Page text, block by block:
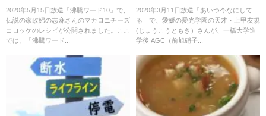
が伝授！
2020年5月15日放送「沸騰ワード10」で、
伝説の家政婦の志麻さんのマカロニチーズ
コロッケのレシピが公開されました。ここ
では、「沸騰ワード...
BOTANICで革命？
2020年3月11日放送「あいつ今なにして
る」で、愛媛の愛光学園の天才・上甲友規
(じょうこうともき）さんが、一橋大学進
学後 AGC（前旭硝子...